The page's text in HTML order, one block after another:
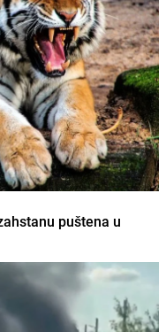
puštena u